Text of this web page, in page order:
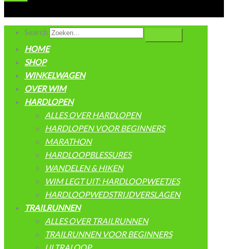
Search
HOME
SHOP
WINKELWAGEN
OVER WIM
HARDLOPEN
ALLES OVER HARDLOPEN
HARDLOPEN VOOR BEGINNERS
MARATHON
HARDLOOPBLESSURES
WANDELEN & HIKEN
WIM LEGT UIT: HARDLOOPWEETJES
HARDLOOPWEDSTRIJDVERSLAGEN
TRAILRUNNEN
ALLES OVER TRAILRUNNEN
TRAILRUNNEN VOOR BEGINNERS